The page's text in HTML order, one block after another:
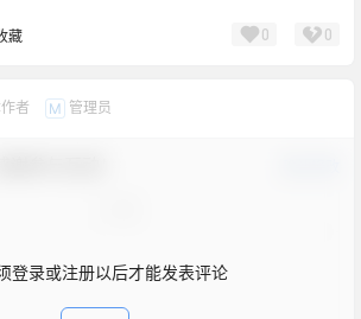
藏 0 0
者 M 管理员
登录或注册以后才能发表评论